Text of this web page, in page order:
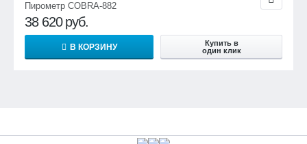
Пирометр COBRA-882
38 620 руб.
В КОРЗИНУ
Купить в
один клик